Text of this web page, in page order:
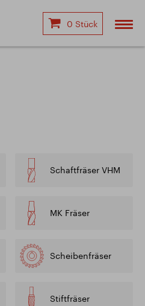
0 Stück
Schaftfräser VHM
MK Fräser
Scheibenfräser
Stiftfräser